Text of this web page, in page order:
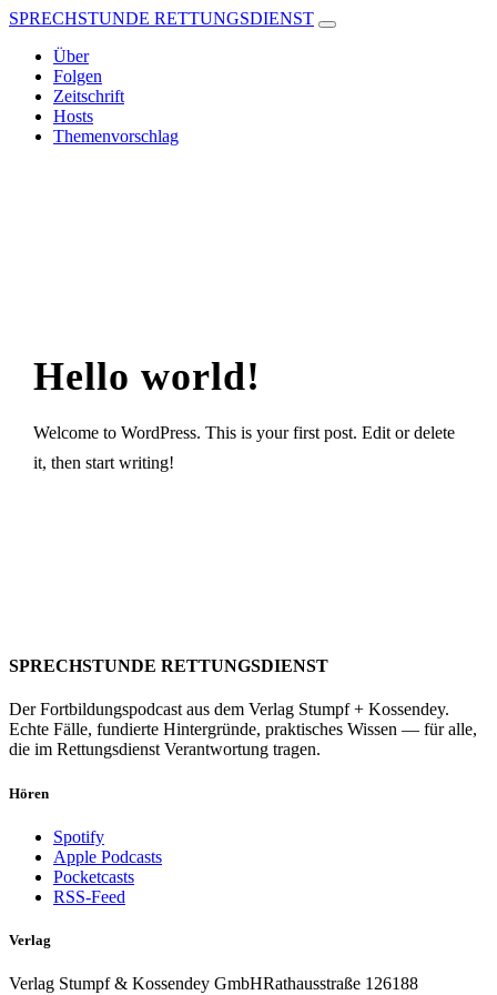
SPRECHSTUNDE RETTUNGSDIENST
Über
Folgen
Zeitschrift
Hosts
Themenvorschlag
Hello world!
Welcome to WordPress. This is your first post. Edit or delete
it, then start writing!
SPRECHSTUNDE RETTUNGSDIENST
Der Fortbildungspodcast aus dem Verlag Stumpf + Kossendey.
Echte Fälle, fundierte Hintergründe, praktisches Wissen — für alle,
die im Rettungsdienst Verantwortung tragen.
Hören
Spotify
Apple Podcasts
Pocketcasts
RSS-Feed
Verlag
Verlag Stumpf & Kossendey GmbHRathausstraße 1 26188